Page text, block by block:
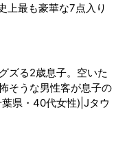
上最も豪華な7点入り
ズる2歳息子。空いた
そうな男性客が息子の
県・40代女性)|Jタウ